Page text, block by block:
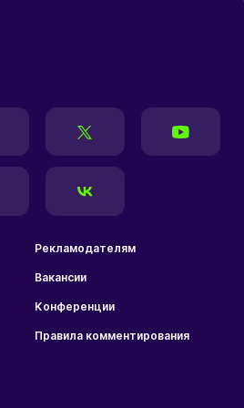
Рекламодателям
Вакансии
Конференции
Правила комментирования